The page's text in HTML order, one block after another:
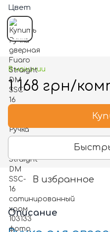
Цвет
В наличии
1 168 грн/
В избранное
Описание